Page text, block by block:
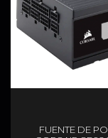
FUENTE DE